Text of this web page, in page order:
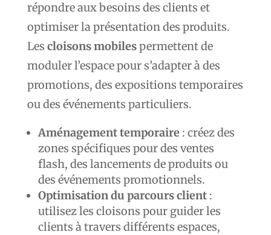
répondre aux besoins des clients et
optimiser la présentation des produits.
Les cloisons mobilespermettent de
moduler l’espace pour s’adapter à des
promotions, des expositions temporaires
ou des événements particuliers.
Aménagement temporaire : créez des
zones spécifiques pour des ventes
flash, des lancements de produits ou
des événements promotionnels.
Optimisation du parcours client:
utilisez les cloisons pour guider les
clients à travers différents espaces,